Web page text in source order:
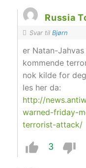
Russia
Svar tilBjørn
er Natan-
kommende
nok kilde for
les her da:
http://
warned-friday-
terrorist-attack/
3